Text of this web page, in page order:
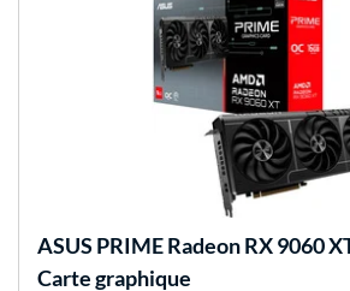
ASUS PRIME Radeon RX 9060
Carte graphique